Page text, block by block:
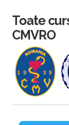
Toate
CMVRO